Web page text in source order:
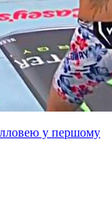
у першому